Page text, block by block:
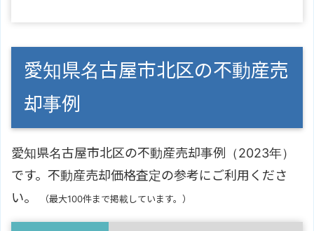
愛知県名古屋市北区の不動産売
却事例
愛知県名古屋市北区の不動産売却事例（2023年）
です。不動産売却価格査定の参考にご利用くださ
い。
（最大100件まで掲載しています。）